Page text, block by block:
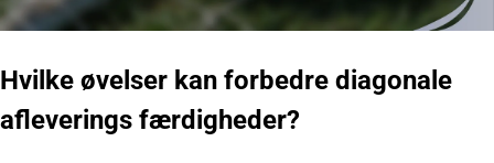
Hvilke øvelser kan forbedre diagonale
afleverings færdigheder?